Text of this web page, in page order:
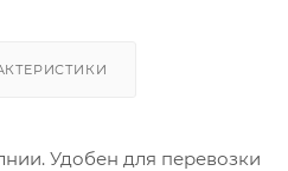
Удобен для перевозки